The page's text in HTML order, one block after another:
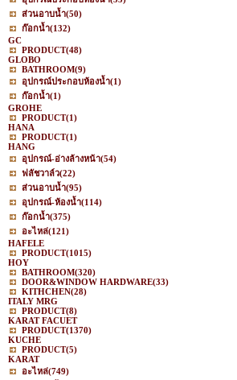
ส่วนอาบน้ำ(50)
ก๊อกน้ำ(132)
GC
PRODUCT(48)
GLOBO
BATHROOM(9)
อุปกรณ์ประกอบห้องน้ำ(1)
ก๊อกน้ำ(1)
GROHE
PRODUCT(1)
HANA
PRODUCT(1)
HANG
อุปกรณ์-อ่างล้างหน้า(54)
ฟลัชวาล์ว(22)
ส่วนอาบน้ำ(95)
อุปกรณ์-ห้องน้ำ(114)
ก๊อกน้ำ(375)
อะไหล่(121)
HAFELE
PRODUCT(1015)
HOY
BATHROOM(320)
DOOR&WINDOW HARDWARE(33)
KITHCHEN(28)
ITALY MRG
PRODUCT(8)
KARAT FACUET
PRODUCT(1370)
KUCHE
PRODUCT(5)
KARAT
อะไหล่(749)